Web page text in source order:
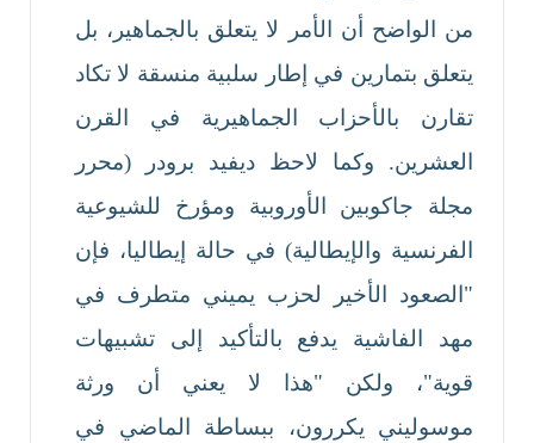
من الواضح أن الأمر لا يتعلق بالجماهير، بل
يتعلق بتمارين في إطار سلبية منسقة لا تكاد
تقارن بالأحزاب الجماهيرية في القرن
العشرين. وكما لاحظ ديفيد برودر (محرر
مجلة جاكوبين الأوروبية ومؤرخ للشيوعية
الفرنسية والإيطالية) في حالة إيطاليا، فإن
"الصعود الأخير لحزب يميني متطرف في
مهد الفاشية يدفع بالتأكيد إلى تشبيهات
قوية"، ولكن "هذا لا يعني أن ورثة
موسوليني يكررون، ببساطة الماضي في